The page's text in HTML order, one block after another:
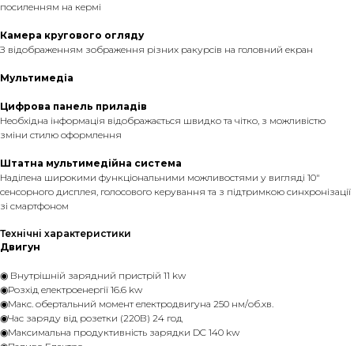
посиленням на кермі
Камера кругового огляду
З відображенням зображення різних ракурсів на головний екран
Мультимедіа
Цифрова панель приладів
Необхідна інформація відображається швидко та чітко, з можливістю
зміни стилю оформлення
Штатна мультимедійна система
Наділена широкими функціональними можливостями у вигляді 10"
сенсорного дисплея, голосового керування та з підтримкою синхронізації
зі смартфоном
Технічні характеристики
Двигун
◉ Внутрішній зарядний пристрій 11 kw
◉Розхід електроенергії 16.6 kw
◉Макс. обертальний момент електродвигуна 250 нм/об.хв.
◉Час заряду від розетки (220В) 24 год
◉Максимальна продуктивність зарядки DC 140 kw